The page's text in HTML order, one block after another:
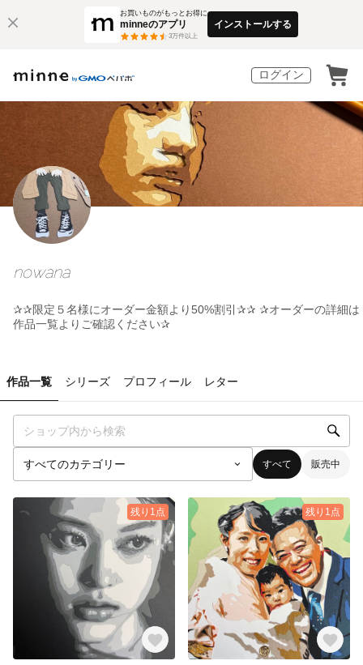
お買いものがもっとお得に
minneのアプリ
3万件以上
インストールする
ログイン
nowana
✰✰限定５名様にオーダー金額より50%割引✰✰ ✰オーダーの詳細は
作品一覧よりご確認ください✰
作品一覧 シリーズ プロフィール レター
すべて 販売中
残り1点 残り1点